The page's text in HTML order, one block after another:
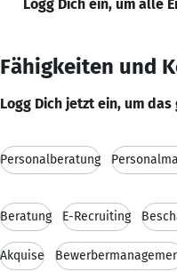
Logg Dich ein, um alle
Fähigkeiten und
Logg Dich jetzt ein, um
Personalberatung
Beratung E-Recruiting
Akquise